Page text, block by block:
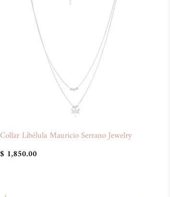
Collar Libélula Mauricio Serrano Jewelry
$ 1,850.00